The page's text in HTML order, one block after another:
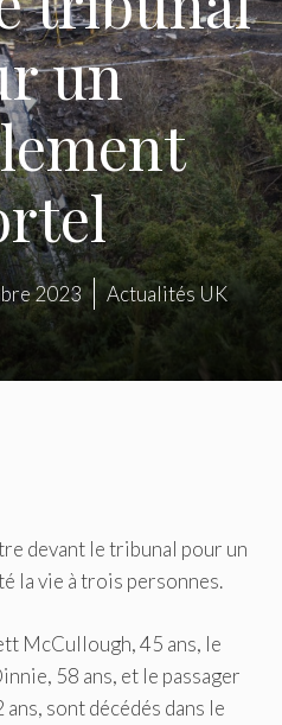
un
2023 Actualités UK
devant le tribunal pour un
la vie à trois personnes.
McCullough, 45 ans, le
58 ans, et le passager
sont décédés dans le